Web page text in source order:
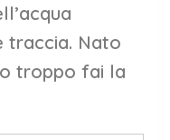
traccia. Nato
troppo fai la